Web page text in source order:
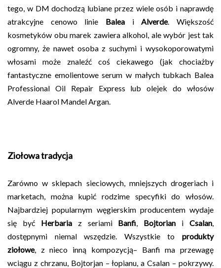
tego, w DM dochodzą lubiane przez wiele osób i naprawdę
atrakcyjne cenowo linie Balea i Alverde. Większość
kosmetyków obu marek zawiera alkohol, ale wybór jest tak
ogromny, że nawet osoba z suchymi i wysokoporowatymi
włosami może znaleźć coś ciekawego (jak chociażby
fantastyczne emolientowe serum w małych tubkach Balea
Professional Oil Repair Express lub olejek do włosów
Alverde Haarol Mandel Argan.
Ziołowa tradycja
Zarówno w sklepach sieciowych, mniejszych drogeriach i
marketach, można kupić rodzime specyfiki do włosów.
Najbardziej popularnym węgierskim producentem wydaje
się być Herbariaz seriami Banfi Bojtorian i Csalan
dostępnymi niemal wszędzie. Wszystkie to produkty
ziołowe, z nieco inną kompozycją– Banfi ma przewagę
wciągu z chrzanu, Bojtorjan – łopianu, a Csalan – pokrzywy.